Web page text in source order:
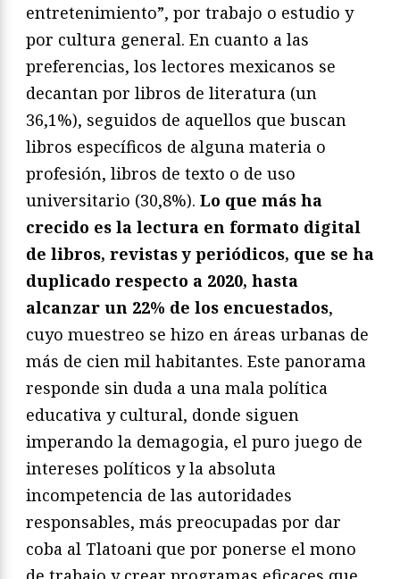
entretenimiento”, por trabajo o estudio y
por cultura general. En cuanto a las
preferencias, los lectores mexicanos se
decantan por libros de literatura (un
36,1%), seguidos de aquellos que buscan
libros específicos de alguna materia o
profesión, libros de texto o de uso
universitario (30,8%). Lo que más ha
crecido es la lectura en formato digital
de libros, revistas y periódicos, que se ha
duplicado respecto a 2020, hasta
alcanzar un 22% de los encuestados,
cuyo muestreo se hizo en áreas urbanas de
más de cien mil habitantes. Este panorama
responde sin duda a una mala política
educativa y cultural, donde siguen
imperando la demagogia, el puro juego de
intereses políticos y la absoluta
incompetencia de las autoridades
responsables, más preocupadas por dar
coba al Tlatoani que por ponerse el mono